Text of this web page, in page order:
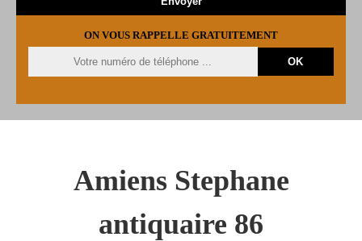
ON VOUS RAPPELLE GRATUITEMENT
Amiens Stephane
antiquaire 86